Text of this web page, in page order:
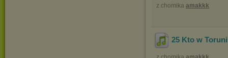
z chomika amakkk
25 Kto w